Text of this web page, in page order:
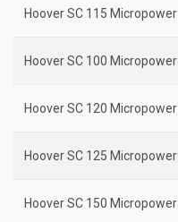
Hoover SC 115 Micropower
Hoover SC 100 Micropower
Hoover SC 120 Micropower
Hoover SC 125 Micropower
Hoover SC 150 Micropower